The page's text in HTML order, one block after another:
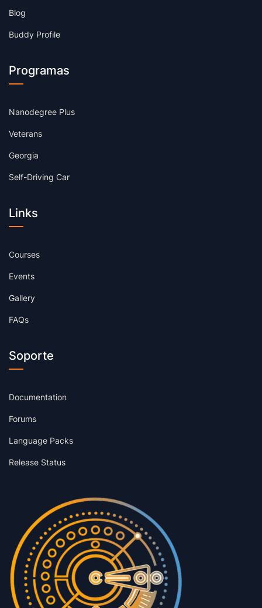
Blog
Buddy Profile
Programas
Nanodegree Plus
Veterans
Georgia
Self-Driving Car
Links
Courses
Events
Gallery
FAQs
Soporte
Documentation
Forums
Language Packs
Release Status